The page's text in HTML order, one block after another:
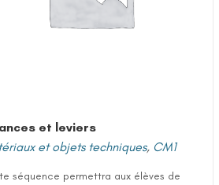
et leviers
et objets techniques, CM1
séquence permettra aux élèves de